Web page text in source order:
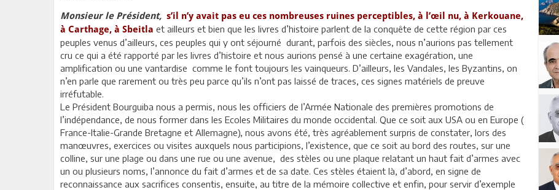
Monsieur le Président, s’il n’y avait pas eu ces nombreuses ruines perceptibles, à l’œil nu, à Kerkouane,
à Carthage, à Sbeitla et ailleurs et bien que les livres d’histoire parlent de la conquête de cette région par ces
peuples venus d’ailleurs, ces peuples qui y ont séjourné durant, parfois des siècles, nous n’aurions pas tellement
cru ce qui a été rapporté par les livres d’histoire et nous aurions pensé à une certaine exagération, une
amplification ou une vantardise comme le font toujours les vainqueurs. D’ailleurs, les Vandales, les Byzantins, on
n’en parle que rarement ou très peu parce qu’ils n’ont pas laissé de traces, ces signes matériels de preuve
irréfutable.
Le Président Bourguiba nous a permis, nous les officiers de l’Armée Nationale des premières promotions de
l’indépendance, de nous former dans les Ecoles Militaires du monde occidental. Que ce soit aux USA ou en Europe (
France-Italie-Grande Bretagne et Allemagne), nous avons été, très agréablement surpris de constater, lors des
manœuvres, exercices ou visites auxquels nous participions, l’existence, que ce soit au bord des routes, sur une
colline, sur une plage ou dans une rue ou une avenue, des stèles ou une plaque relatant un haut fait d’armes avec
un ou plusieurs noms, l’annonce du fait d’armes et de sa date. Ces stèles étaient là, d’abord, en signe de
reconnaissance aux sacrifices consentis, ensuite, au titre de la mémoire collective et enfin, pour servir d’exemple